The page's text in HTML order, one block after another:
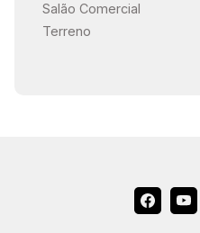
Salão Comercial
Terreno